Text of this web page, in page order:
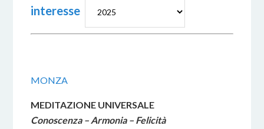
interesse
MONZA
MEDITAZIONE UNIVERSALE
Conoscenza – Armonia – Felicità